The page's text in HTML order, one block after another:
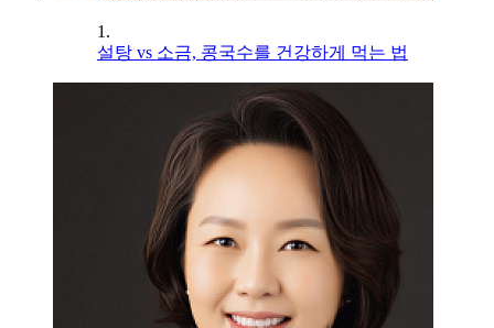
1.
설탕 vs 소금, 콩국수를 건강하게 먹는 법